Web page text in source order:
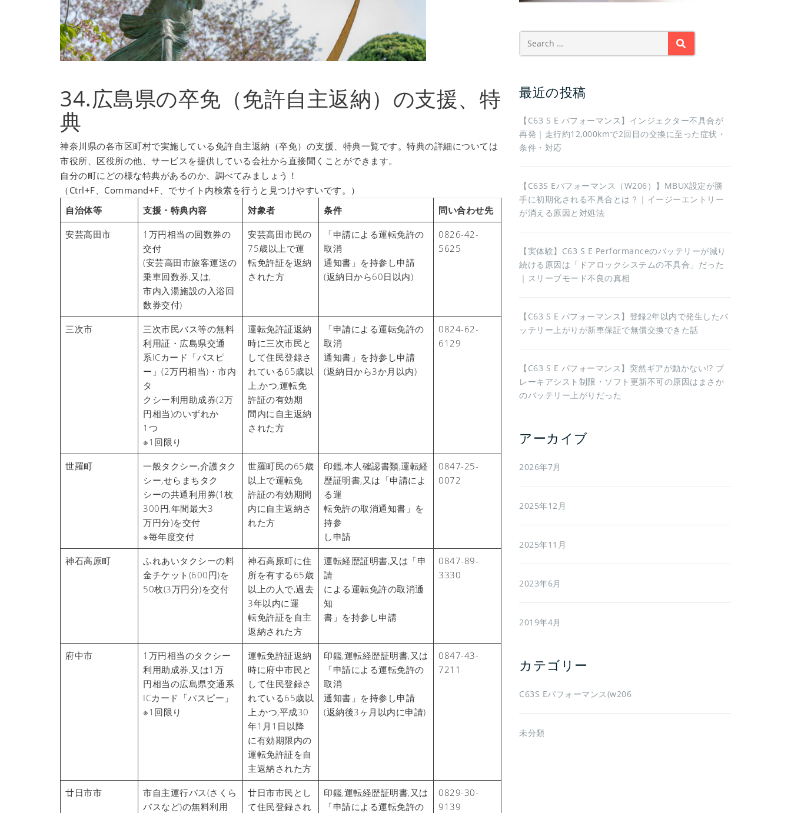
34.広島県の卒免（免許自主返納）の支援、特
典
神奈川県の各市区町村で実施している免許自主返納（卒免）の支援、特典一覧です。特典の詳細については
市役所、区役所の他、サービスを提供している会社から直接聞くことができます。
自分の町にどの様な特典があるのか、調べてみましょう！
（Ctrl+F、Command+F、でサイト内検索を行うと見つけやすいです。）
自治体等
支援・特典内容 対象者 条件 問い合わせ先
安芸高田市
1万円相当の回数券の
交付
(安芸高田市旅客運送の
乗車回数券,又は,
市内入湯施設の入浴回
数券交付)
安芸高田市民の
75歳以上で運
転免許証を返納
された方
「申請による運転免許の
取消
通知書」を持参し申請
(返納日から60日以内)
0826-42-
5625
三次市
三次市民バス等の無料
利用証・広島県交通
系ICカード「パスピ
ー」(2万円相当)・市内
タ
クシー利用助成券(2万
円相当)のいずれか
1つ
※1回限り
運転免許証返納
時に三次市民と
して住民登録さ
れている65歳以
上,かつ,運転免
許証の有効期
間内に自主返納
された方
「申請による運転免許の
取消
通知書」を持参し申請
(返納日から3か月以内)
0824-62-
6129
世羅町
一般タクシー,介護タク
シー,せらまちタク
シーの共通利用券(1枚
300円,年間最大3
万円分)を交付
※毎年度交付
世羅町民の65歳
以上で運転免
許証の有効期間
内に自主返納さ
れた方
印鑑,本人確認書類,運転経
歴証明書,又は「申請によ
る運
転免許の取消通知書」を
持参
し申請
0847-25-
0072
神石高原町
ふれあいタクシーの料
金チケット(600円)を
50枚(3万円分)を交付
神石高原町に住
所を有する65歳
以上の人で,過去
3年以内に運
転免許証を自主
返納された方
運転経歴証明書,又は「申
請
による運転免許の取消通
知
書」を持参し申請
0847-89-
3330
府中市
1万円相当のタクシー
利用助成券,又は1万
円相当の広島県交通系
ICカード「パスピー」
※1回限り
運転免許証返納
時に府中市民と
して住民登録さ
れている65歳以
上,かつ,平成30
年1月1日以降
に有効期限内の
運転免許証を自
主返納された方
印鑑,運転経歴証明書,又は
「申請による運転免許の
取消
通知書」を持参し申請
(返納後3ヶ月以内に申請)
0847-43-
7211
廿日市市
市自主運行バス(さくら
バスなど)の無料利用
廿日市市民とし
て住民登録され
印鑑,運転経歴証明書,又は
「申請による運転免許の
0829-30-
9139
SEARCH
最近の投稿
【C63 S E パフォーマンス】インジェクター不具合が
再発｜走行約12,000kmで2回目の交換に至った症状・
条件・対応
【C63S Eパフォーマンス（W206）】MBUX設定が勝
手に初期化される不具合とは？｜イージーエントリー
が消える原因と対処法
【実体験】C63 S E Performanceのバッテリーが減り
続ける原因は「ドアロックシステムの不具合」だった
｜スリープモード不良の真相
【C63 S E パフォーマンス】登録2年以内で発生したバ
ッテリー上がりが新車保証で無償交換できた話
【C63 S E パフォーマンス】突然ギアが動かない!? ブ
レーキアシスト制限・ソフト更新不可の原因はまさか
のバッテリー上がりだった
アーカイブ
2026年7月
2025年12月
2025年11月
2023年6月
2019年4月
カテゴリー
C63S Eパフォーマンス(w206
未分類